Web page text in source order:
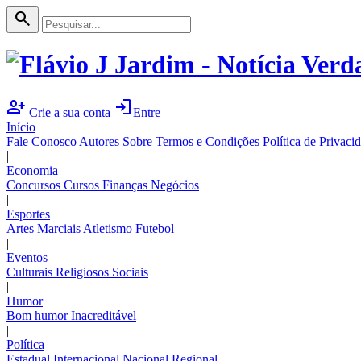
search
person_add Crie a sua conta loginEntre
Início
Fale Conosco Autores Sobre Termos e Condições Política de
|
Economia
Concursos Cursos Finanças Negócios
|
Esportes
Artes Marciais Atletismo Futebol
|
Eventos
Culturais Religiosos Sociais
|
Humor
Bom humorInacreditável
|
Política